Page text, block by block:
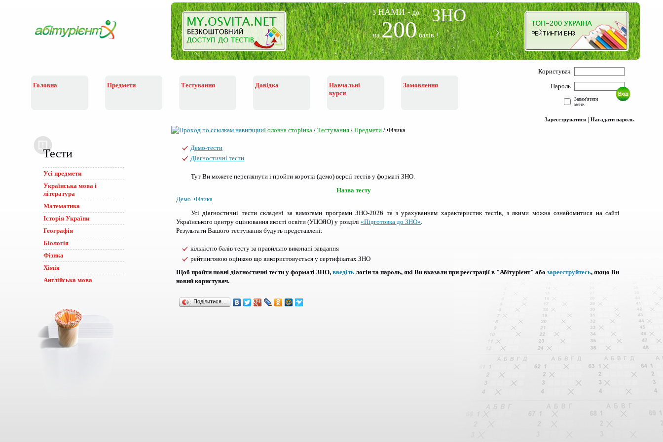
ЗНАМИ -до ЗНО
на200балів !
Користувач
Пароль
Запам'ятати
мене.
Зареєструватися| Нагадати пароль
Головна Предмети Тестування Довідка
Навчальні
курси
Замовлення
Тести
Усі предмети
Українська мова i
лiтература
Математика
Історія України
Географія
Біологія
Фізика
Хімія
Англійська мова
Головна сторiнка /Тестування /Предмети /Фізика
Демо-тести
Діагностичні тести
Тут Ви можете переглянути і пройти короткі (демо) версії тестів у форматі ЗНО.
Назва тесту
Демо. Фізика
Усі діагностичні тести складені за вимогами програми ЗНО-2026 та з урахуванням характеристик тестів, з якими можна ознайомитися на сайті
Українського центру оцінювання якості освіти (УЦОЯО) у розділі«Підготовка до ЗНО».
Результати Вашого тестування будуть представлені:
кількістю балів тесту за правильно виконані завдання
рейтинговою оцінкою що використовується у сертифікатах ЗНО
Щоб пройти повні діагностичні тести у форматі ЗНО,введіть логін та пароль, які Ви вказали при реєстрації в "Абітурієнт" абозареєструйтесь, якщо Ви
новий користувач.
Поділитися…